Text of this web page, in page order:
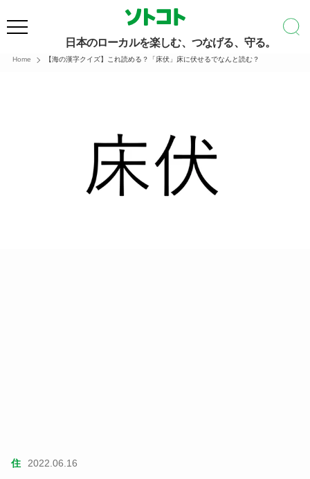
日本のローカルを楽しむ、つなげる、守る。
Home 【海の漢字クイズ】これ読める？「床伏」床に伏せるでなんと読む？
住 2022.06.16